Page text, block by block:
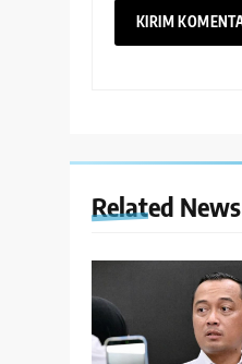
Related News